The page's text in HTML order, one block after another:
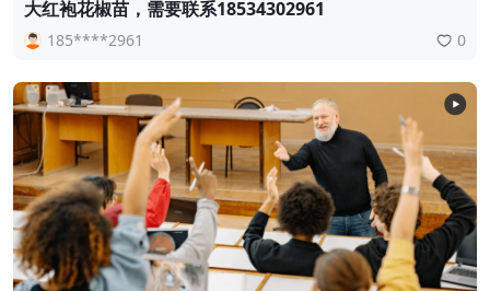
大红袍花椒苗，需要联系18534302961
185****2961 0